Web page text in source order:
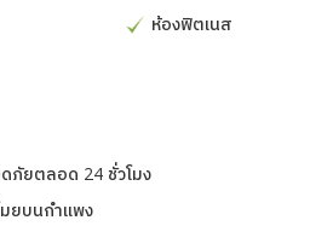
ห้องฟิตเนส
ภัยตลอด 24 ชั่วโมง
ยบนกำแพง